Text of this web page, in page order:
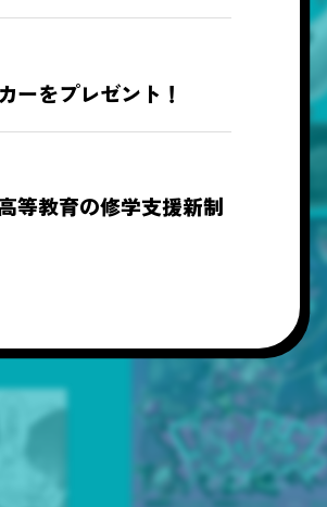
ーをプレゼント！
等教育の修学支援新制